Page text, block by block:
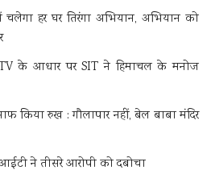
हर घर तिरंगा अभियान, अभियान को
के आधार पर SIT ने हिमाचल के मनोज
किया रुख : गौलापार नहीं, बेल बाबा मंदिर
ने तीसरे आरोपी को दबोचा